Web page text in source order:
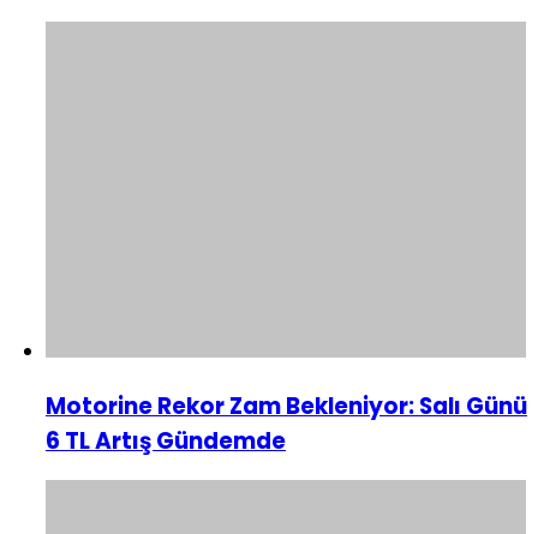
Motorine Rekor Zam Bekleniyor: Salı Günü
6 TL Artış Gündemde